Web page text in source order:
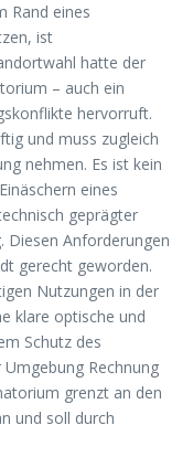
Rand eines
ist
hatte der
– auch ein
hervorruft.
und muss zugleich
nehmen. Es ist kein
eines
geprägter
Diesen Anforderungen
gerecht geworden.
Nutzungen in der
klare optische und
Schutz des
Rechnung
grenzt an den
und soll durch